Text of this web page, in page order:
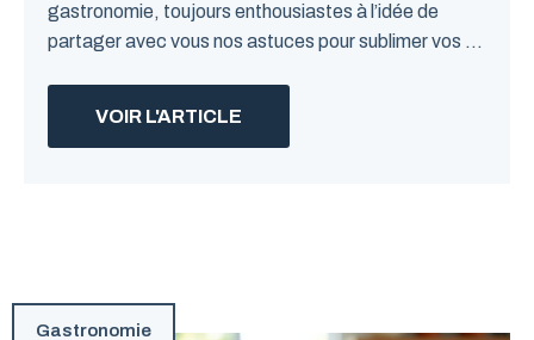
gastronomie, toujours enthousiastes à l’idée de
partager avec vous nos astuces pour sublimer vos ...
VOIR L'ARTICLE
Gastronomie